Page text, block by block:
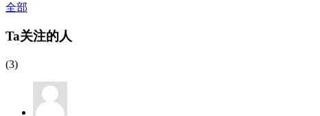
全部
Ta关注的人
(3)